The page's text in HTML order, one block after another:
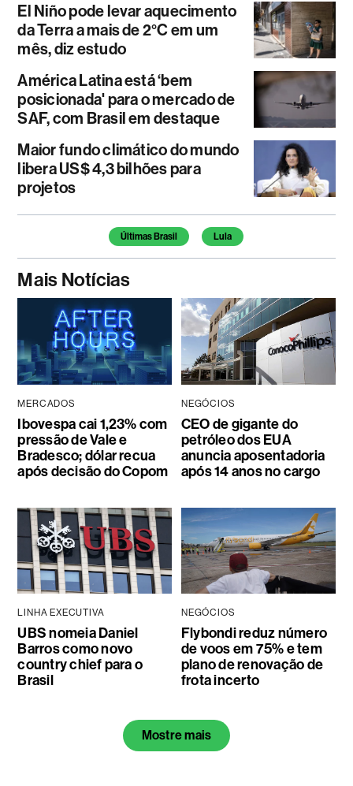
El Niño pode levar aquecimento
da Terra a mais de 2°C em um
mês, diz estudo
América Latina está ‘bem
posicionada' para o mercado de
SAF, com Brasil em destaque
Maior fundo climático do mundo
libera US$ 4,3 bilhões para
projetos
Temas deste artigoÚltimas Brasil Lula
Mais Notícias
MERCADOS
Ibovespa cai 1,23% com
pressão de Vale e
Bradesco; dólar recua
após decisão do Copom
NEGÓCIOS
CEO de gigante do
petróleo dos EUA
anuncia aposentadoria
após 14 anos no cargo
LINHA EXECUTIVA
UBS nomeia Daniel
Barros como novo
country chief para o
Brasil
NEGÓCIOS
Flybondi reduz número
de voos em 75% e tem
plano de renovação de
frota incerto
Mostre mais